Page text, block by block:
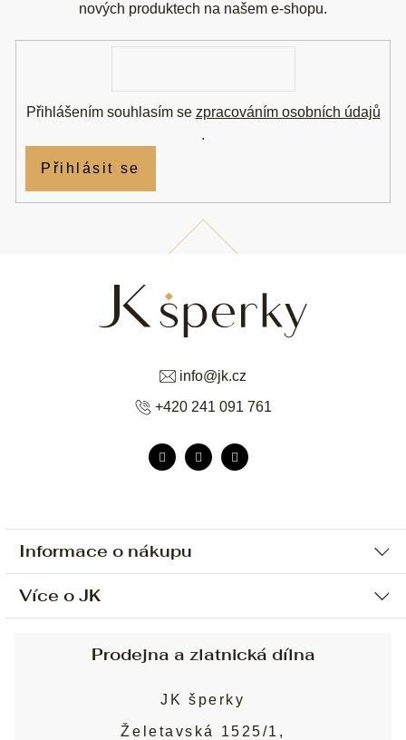
Informace o nákupu
Ochrana osobních údajů
Sjednání osobní schůzky
Obchodní podmínky
Puncovní značky
Více o JK
info@jk.cz
+420 241 091 761
nových produktech na našem e-shopu.
Přihlášením souhlasím se zpracováním osobních údajů
.
Přihlásit se
Prodejna a zlatnická dílna
JK šperky
Želetavská 1525/1,